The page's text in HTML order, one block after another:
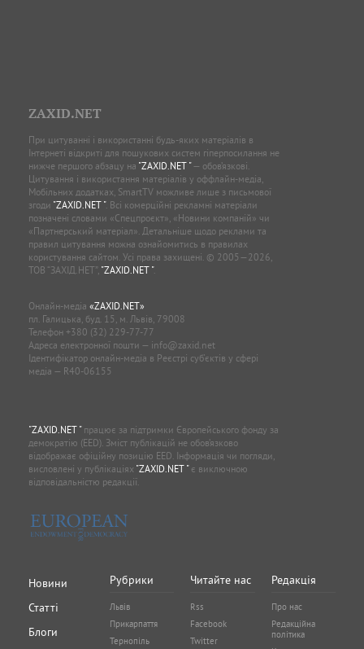
ZAXID.NET
При цитуванні і використанні будь-яких матеріалів в
Інтернеті відкриті для пошукових систем гіперпосилання не
нижче першого абзацу на "ZAXID.NET "— обов’язкові.
Цитування і використання матеріалів у оффлайн-медіа,
Мобільних додатках, SmartTV можливе лише з письмової
згоди "ZAXID.NET ". Всі комерційні рекламні матеріали
позначені словами «Спецпроєкт», «Новини компаній» чи
«Партнерський матеріал». Детальніше щодо реклами та
правил цитування можна ознайомитись в правилах
користування сайтом. Усі права захищені. © 2005—2026,
ТОВ “ЗАХІД.НЕТ”, "ZAXID.NET ".
Онлайн-медіа «ZAXID.NET»
пл. Галицька, буд. 15, м. Львів, 79008
Телефон +380 (32) 229-77-77
Адреса електронної пошти — info@zaxid.net
Ідентифікатор онлайн-медіа в Реєстрі суб'єктів у сфері
медіа — R40-06155
"ZAXID.NET "працює за підтримки Європейського фонду за
демократію (EED). Зміст публікацій не обов’язково
відображає офіційну позицію EED. Інформація чи погляди,
висловлені у публікаціях "ZAXID.NET "є виключною
відповідальністю редакції.
Новини
Статті
Блоги
Рубрики
Львів
Прикарпаття
Тернопіль
Читайте нас
Rss
Facebook
Twitter
Редакція
Про нас
Редакційна
політика